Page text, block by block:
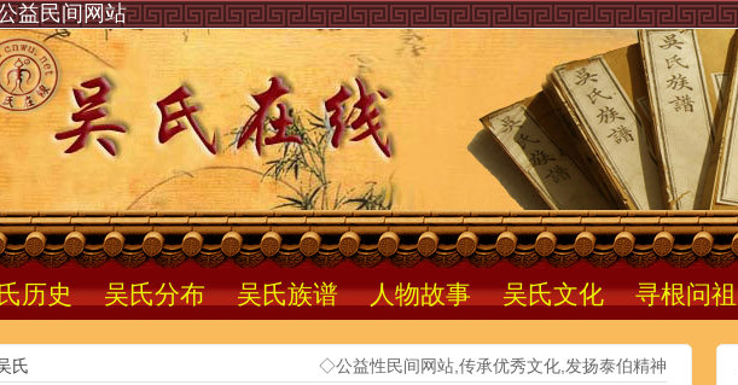
益民间网站
历史 吴氏分布 吴氏族谱 人物故事 吴氏文化 寻根问祖
氏 ◇公益性民间网站,传承优秀文化,发扬泰伯精神